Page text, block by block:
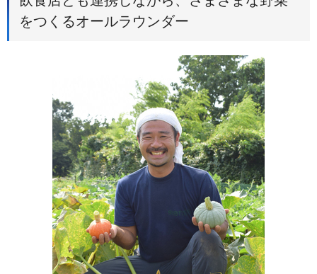
をつくるオールラウンダー